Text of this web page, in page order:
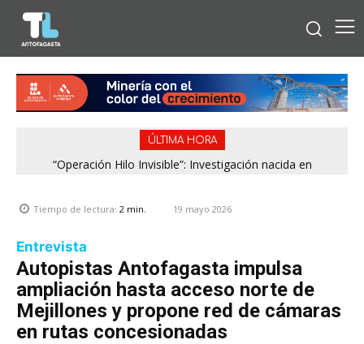
ÚLTIMA HORA
“Operación Hilo Invisible”: Investigación nacida en
Tiempo de lectura: 2 min. 19 mayo 2026
Entrevista
Autopistas Antofagasta impulsa
ampliación hasta acceso norte de
Mejillones y propone red de cámaras
en rutas concesionadas